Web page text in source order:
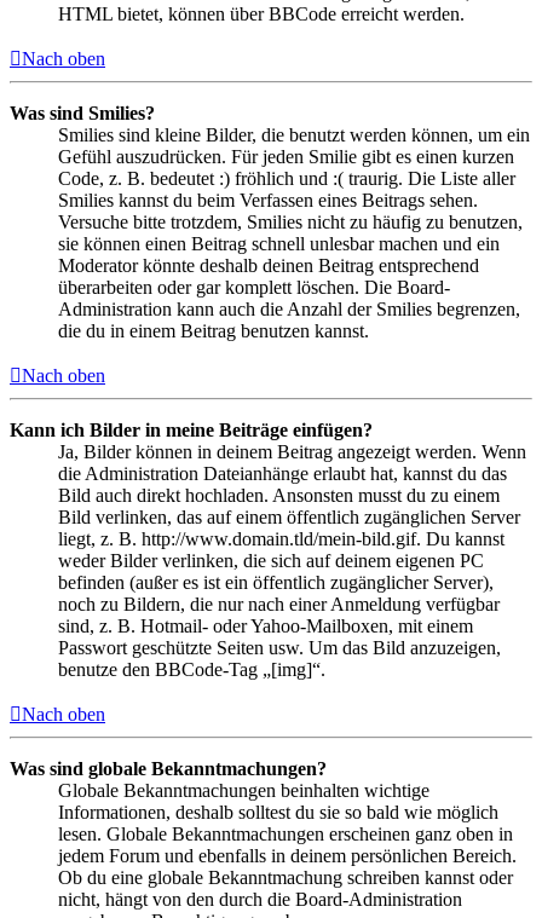
HTML bietet, können über BBCode erreicht werden.
Nach oben
Was sind Smilies?
Smilies sind kleine Bilder, die benutzt werden können, um ein
Gefühl auszudrücken. Für jeden Smilie gibt es einen kurzen
Code, z. B. bedeutet :) fröhlich und :( traurig. Die Liste aller
Smilies kannst du beim Verfassen eines Beitrags sehen.
Versuche bitte trotzdem, Smilies nicht zu häufig zu benutzen,
sie können einen Beitrag schnell unlesbar machen und ein
Moderator könnte deshalb deinen Beitrag entsprechend
überarbeiten oder gar komplett löschen. Die Board-
Administration kann auch die Anzahl der Smilies begrenzen,
die du in einem Beitrag benutzen kannst.
Nach oben
Kann ich Bilder in meine Beiträge einfügen?
Ja, Bilder können in deinem Beitrag angezeigt werden. Wenn
die Administration Dateianhänge erlaubt hat, kannst du das
Bild auch direkt hochladen. Ansonsten musst du zu einem
Bild verlinken, das auf einem öffentlich zugänglichen Server
liegt, z. B. http://www.domain.tld/mein-bild.gif. Du kannst
weder Bilder verlinken, die sich auf deinem eigenen PC
befinden (außer es ist ein öffentlich zugänglicher Server),
noch zu Bildern, die nur nach einer Anmeldung verfügbar
sind, z. B. Hotmail- oder Yahoo-Mailboxen, mit einem
Passwort geschützte Seiten usw. Um das Bild anzuzeigen,
benutze den BBCode-Tag „[img]“.
Nach oben
Was sind globale Bekanntmachungen?
Globale Bekanntmachungen beinhalten wichtige
Informationen, deshalb solltest du sie so bald wie möglich
lesen. Globale Bekanntmachungen erscheinen ganz oben in
jedem Forum und ebenfalls in deinem persönlichen Bereich.
Ob du eine globale Bekanntmachung schreiben kannst oder
nicht, hängt von den durch die Board-Administration